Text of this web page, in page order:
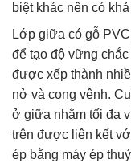
biệt khác nên có
Lớp giữa có gỗ
để tạo độ vững
được xếp thành
nở và cong vênh.
ở giữa nhằm tối đa
trên được liên kết
ép bằng máy ép